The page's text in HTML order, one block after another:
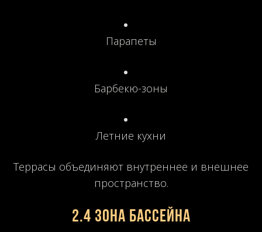
Парапеты
Барбекю-зоны
Летние кухни
Террасы объединяют внутреннее и внешнее
пространство.
2.4 Зона бассейна